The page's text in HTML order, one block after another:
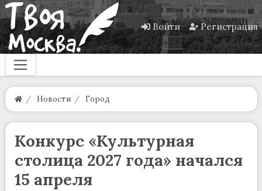
Войти Регистрация
Новости Город
Конкурс «Культурная
столица 2027 года» начался
15 апреля